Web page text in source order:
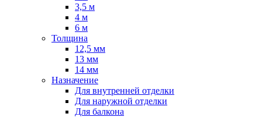
3,5 м
4 м
6 м
Толщина
12,5 мм
13 мм
14 мм
Назначение
Для внутренней отделки
Для наружной отделки
Для балкона